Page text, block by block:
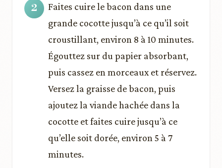
Faites cuire le bacon dans une
grande cocotte jusqu’à ce qu’il soit
croustillant, environ 8 à 10 minutes.
Égouttez sur du papier absorbant,
puis cassez en morceaux et réservez.
Versez la graisse de bacon, puis
ajoutez la viande hachée dans la
cocotte et faites cuire jusqu’à ce
qu’elle soit dorée, environ 5 à 7
minutes.